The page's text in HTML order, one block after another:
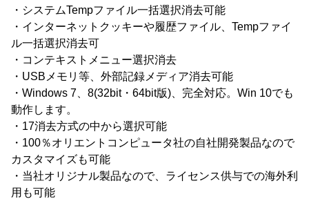
・システムTempファイル一括選択消去可能
・インターネットクッキーや履歴ファイル、Tempファイ
ル一括選択消去可
・コンテキストメニュー選択消去
・USBメモリ等、外部記録メディア消去可能
・Windows 7、8(32bit・64bit版)、完全対応。Win 10でも
動作します。
・17消去方式の中から選択可能
・100％オリエントコンピュータ社の自社開発製品なので
カスタマイズも可能
・当社オリジナル製品なので、ライセンス供与での海外利
用も可能